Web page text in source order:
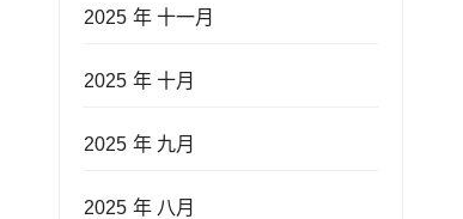
2025 年 十一月
2025 年 十月
2025 年 九月
2025 年 八月